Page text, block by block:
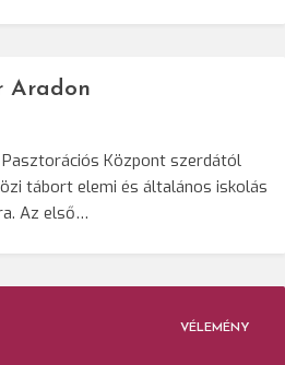
Aradon
Központ szerdától
tábort elemi és általános iskolás
Az első…
VÉLEMÉNY